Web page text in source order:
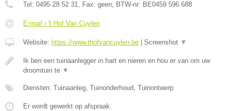
Tel: 0495 28 52 31, Fax: geen, BTW-nr: BE0459 596 688
E-mail › 't Hof Van Cuylen
Website: https://www.thofvancuylen.be Screenshot ▼
Ik ben een tuinaanlegger in hart en nieren en hou er van om uw
droomtuin te ▼
Diensten: Tuinaanleg, Tuinonderhoud, Tuinontwerp
Er wordt gewerkt op afspraak.